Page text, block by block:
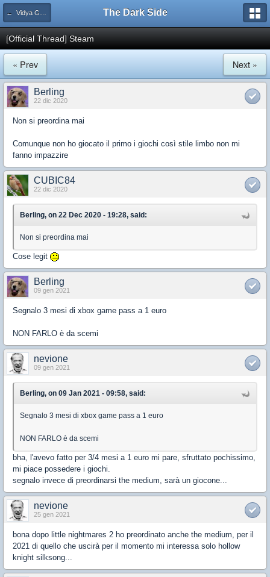
← Vidya Games The Dark Side
[Official Thread] Steam
« Prev Next »
Berling
22 dic 2020
Non si preordina mai
Comunque non ho giocato il primo i giochi così stile limbo non mi
fanno impazzire
CUBIC84
22 dic 2020
Berling, on 22 Dec 2020 - 19:28, said:
Non si preordina mai
Cose legit
Berling
09 gen 2021
Segnalo 3 mesi di xbox game pass a 1 euro
NON FARLO è da scemi
nevione
09 gen 2021
Berling, on 09 Jan 2021 - 09:58, said:
Segnalo 3 mesi di xbox game pass a 1 euro
NON FARLO è da scemi
bha, l'avevo fatto per 3/4 mesi a 1 euro mi pare, sfruttato pochissimo,
mi piace possedere i giochi.
segnalo invece di preordinarsi the medium, sarà un giocone...
nevione
25 gen 2021
bona dopo little nightmares 2 ho preordinato anche the medium, per il
2021 di quello che uscirà per il momento mi interessa solo hollow
knight silksong...